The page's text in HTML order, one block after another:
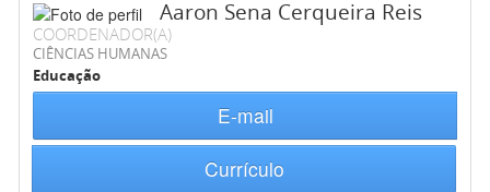
Aaron Sena Cerqueira Reis
COORDENADOR(A)
CIÊNCIAS HUMANAS
Educação
E-mail
Currículo